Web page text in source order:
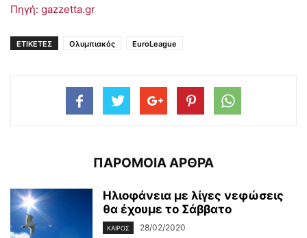
Πηγή: gazzetta.gr
ΕΤΙΚΕΤΕΣ Ολυμπιακός EuroLeague
ΠΑΡΟΜΟΙΑ ΑΡΘΡΑ
Ηλιοφάνεια με λίγες νεφώσεις
θα έχουμε το Σάββατο
ΚΑΙΡΌΣ 28/02/2020